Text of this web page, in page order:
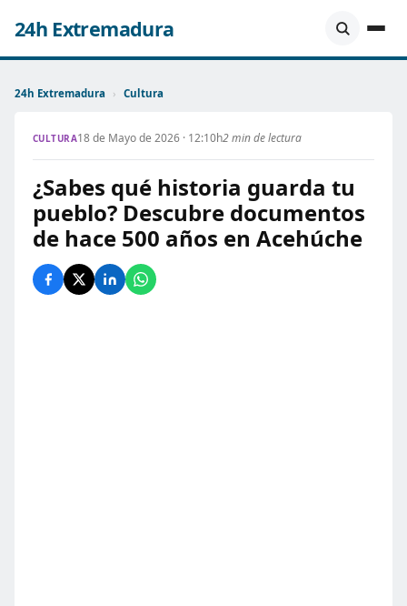
24h Extremadura
24h Extremadura › Cultura
CULTURA18 de Mayo de 2026 · 12:10h2 min de lectura
¿Sabes qué historia guarda tu
pueblo? Descubre documentos
de hace 500 años en Acehúche